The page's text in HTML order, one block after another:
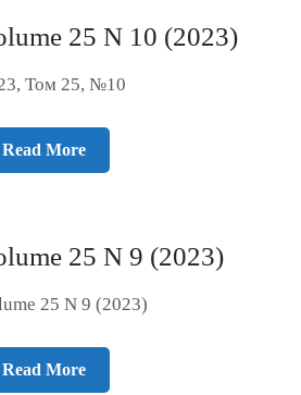
25 N 10 (2023)
Том 25, №10
Read More
25 N 9 (2023)
25 N 9 (2023)
Read More